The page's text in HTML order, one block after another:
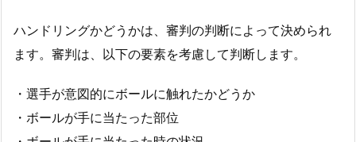
ハンドリングかどうかは、審判の判断によって決められ
ます。審判は、以下の要素を考慮して判断します。
・選手が意図的にボールに触れたかどうか
・ボールが手に当たった部位